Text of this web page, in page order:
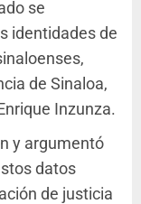
se
identidades de
de Sinaloa,
Inzunza.
y argumentó
datos
de justicia